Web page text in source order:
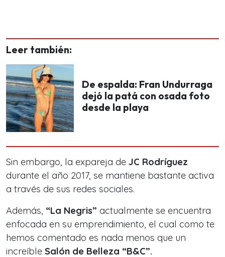
Leer también:
De espalda: Fran Undurraga
dejó la patá con osada foto
desde la playa
Sin embargo, la expareja de JC Rodríguez
durante el año 2017, se mantiene bastante activa
a través de sus redes sociales.
Además, “La Negris” actualmente se encuentra
enfocada en su emprendimiento, el cual como te
hemos comentado es nada menos que un
increíble Salón de Belleza “B&C”.